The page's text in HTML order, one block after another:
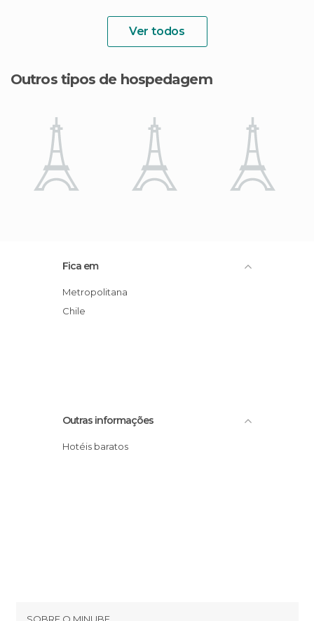
Ver todos
Outros tipos de hospedagem
Fica em
Metropolitana
Chile
Outras informações
Hotéis baratos